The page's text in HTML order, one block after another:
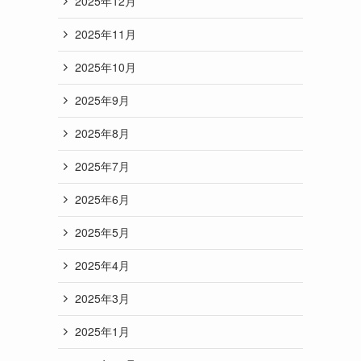
2025年11月
2025年10月
2025年9月
2025年8月
2025年7月
2025年6月
2025年5月
2025年4月
2025年3月
2025年1月